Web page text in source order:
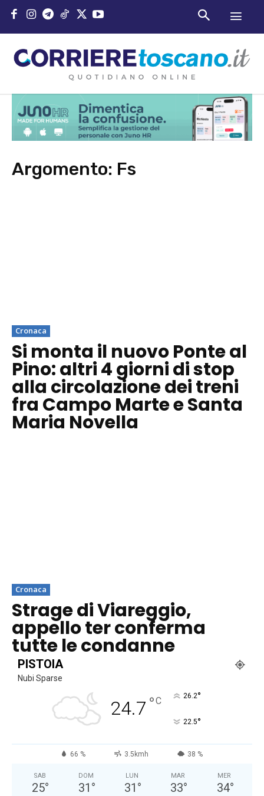
Argomento: Fs
Cronaca
Si monta il nuovo Ponte al
Pino: altri 4 giorni di stop
alla circolazione dei treni
fra Campo Marte e Santa
Maria Novella
Cronaca
Strage di Viareggio,
appello ter conferma
tutte le condanne
PISTOIA
Nubi Sparse
24.7 °C 26.2°
22.5°
66 % 3.5kmh 38 %
SAB
25°
DOM
31 °
LUN
31 °
MAR
33°
MER
34°